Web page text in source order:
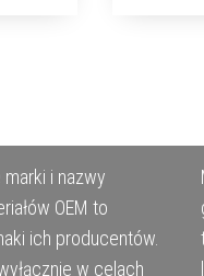
i nazwy
OEM to
ich producentów.
w celach